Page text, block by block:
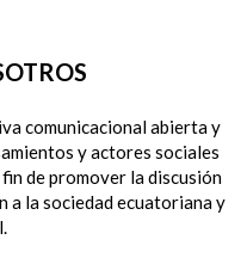
comunicacional abierta y
y actores sociales
de promover la discusión
a la sociedad ecuatoriana y